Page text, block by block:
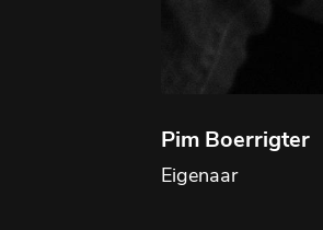
Pim Boerrigter
Eigenaar